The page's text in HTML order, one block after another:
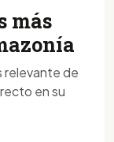
más
relevante de
en su